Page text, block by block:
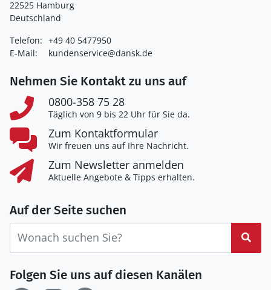
22525 Hamburg
Deutschland
Telefon: +49 40 5477950
E-Mail:
kundenservice@dansk.de
Nehmen Sie Kontakt zu uns auf
0800-358 75 28
Täglich von 9 bis 22 Uhr für Sie da.
Zum Kontaktformular
Wir freuen uns auf Ihre Nachricht.
Zum Newsletter anmelden
Aktuelle Angebote & Tipps erhalten.
Auf der Seite suchen
Folgen Sie uns auf diesen Kanälen